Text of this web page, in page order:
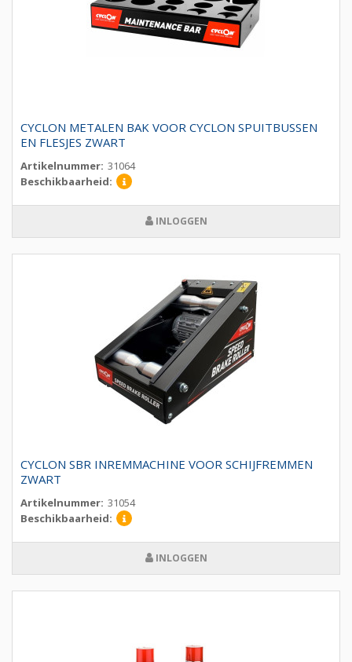
CYCLON METALEN BAK VOOR CYCLON SPUITBUSSEN
EN FLESJES ZWART
Artikelnummer: 31064
Beschikbaarheid:
INLOGGEN
CYCLON SBR INREMMACHINE VOOR SCHIJFREMMEN
ZWART
Artikelnummer: 31054
Beschikbaarheid:
INLOGGEN